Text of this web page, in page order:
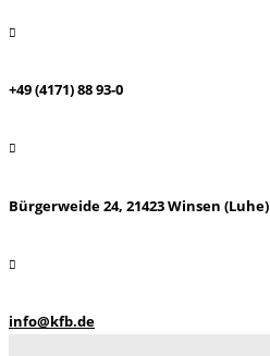
+49 (4171) 88 93-0
Bürgerweide 24, 21423 Winsen (Luhe)
info@kfb.de